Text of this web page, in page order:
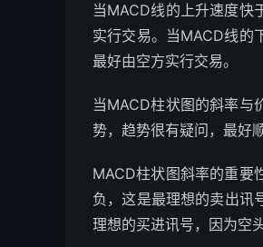
当MACD线的上升速度快
实行交易。当MACD线的
最好由空方实行交易。
当MACD柱状图的斜率与
势，趋势很有疑问，最好
MACD柱状图斜率的重要
负，这是最理想的卖出讯
理想的买进讯号，因为空